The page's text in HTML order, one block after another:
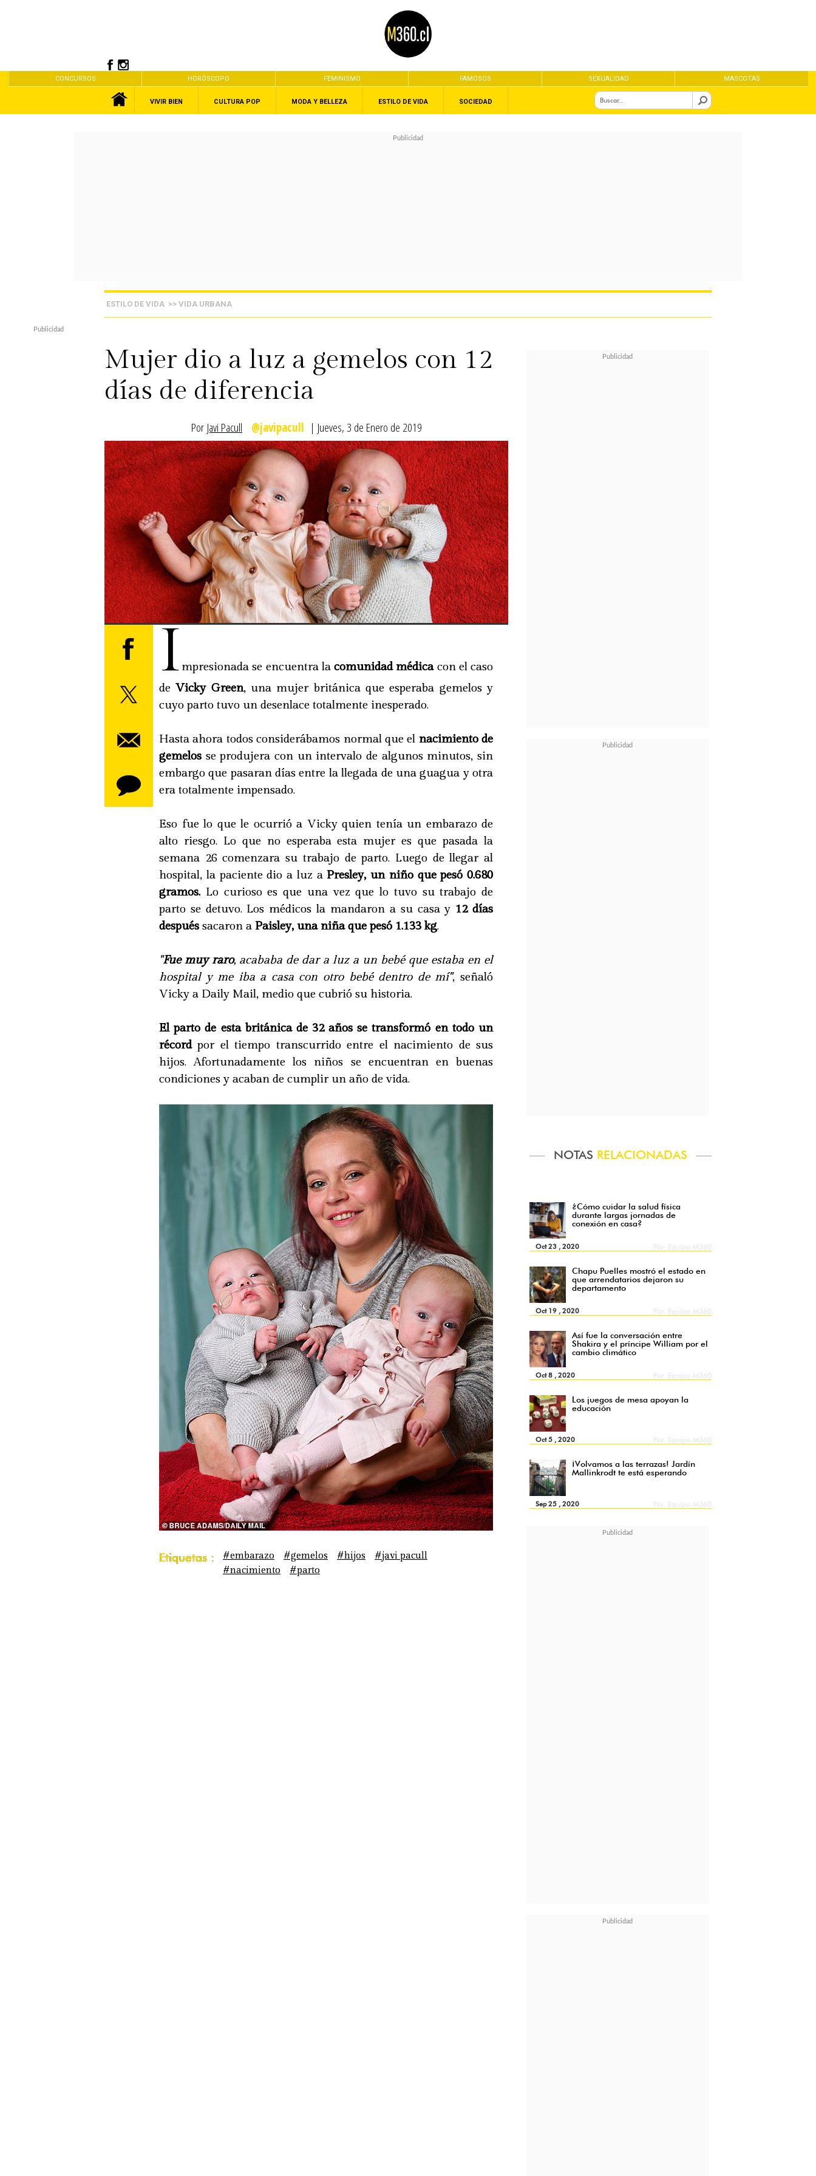
CONCURSOS HORÓSCOPO FEMINISMO FAMOSOS SEXUALIDAD MASCOTAS
VIVIR BIEN CULTURA POP MODA Y BELLEZA ESTILO DE VIDA SOCIEDAD
ESTILO DE VIDA >> VIDA URBANA
Mujer dio a luz a gemelos con 12
días de diferencia
Por Javi Pacull @javipacull | Jueves, 3 de Enero de 2019
NOTAS RELACIONADAS
¿Cómo cuidar la salud física
durante largas jornadas de
conexión en casa?
Oct 23 , 2020
Chapu Puelles mostró el estado en
que arrendatarios dejaron su
departamento
Oct 19 , 2020
Así fue la conversación entre
Shakira y el príncipe William por el
cambio climático
Oct 8 , 2020
Los juegos de mesa apoyan la
educación
Oct 5 , 2020
¡Volvamos a las terrazas! Jardín
Mallinkrodt te está esperando
Sep 25 , 2020
I mpresionada se encuentra lacomunidad médicacon el caso
deVicky Green, una mujer británica que esperaba gemelos y
cuyo parto tuvo un desenlace totalmente inesperado.
Hasta ahora todos considerábamos normal que el nacimiento de
gemelos se produjera con un intervalo de algunos minutos, sin
embargo que pasaran días entre la llegada de una guagua y otra
era totalmente impensado.
Eso fue lo que le ocurrió a Vicky quien tenía un embarazo de
alto riesgo. Lo que no esperaba esta mujer es que pasada la
semana 26 comenzara su trabajo de parto. Luego de llegar al
hospital, la paciente dio a luz aPresley, un niño que pesó 0.680
gramos. Lo curioso es que una vez que lo tuvo su trabajo de
parto se detuvo. Los médicos la mandaron a su casa y 12 días
después sacaron a Paisley, una niña que pesó 1.133 kg.
"Fue muy raro, acababa de dar a luz a un bebé que estaba en el
hospital y me iba a casa con otro bebé dentro de mí", señaló
Vicky a Daily Mail, medio que cubrió su historia.
El parto de esta británica de 32 años se transformó en todo un
récordpor el tiempo transcurrido entre el nacimiento de sus
hijos. Afortunadamente los niños se encuentran en buenas
condiciones y acaban de cumplir un año de vida.
Etiquetas : #embarazo #gemelos #hijos
#javi pacull
#nacimiento
#parto